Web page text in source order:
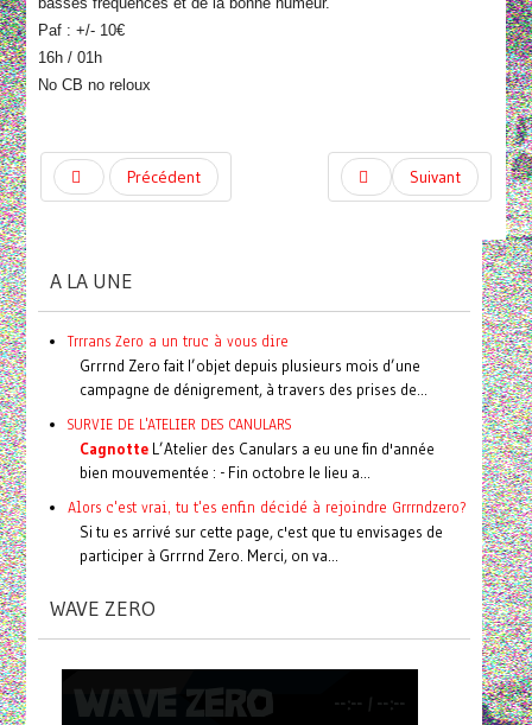
Paf : +/- 10€
16h / 01h
No CB no reloux
Précédent Suivant
A LA UNE
Trrrans Zero a un truc à vous dire
Grrrnd Zero fait l’objet depuis plusieurs mois d’une
campagne de dénigrement, à travers des prises de...
SURVIE DE L'ATELIER DES CANULARS
CagnotteL’Atelier des Canulars a eu une fin d'année
bien mouvementée : - Fin octobre le lieu a...
Alors c'est vrai, tu t'es enfin décidé à rejoindre Grrrndzero?
Si tu es arrivé sur cette page, c'est que tu envisages de
participer à Grrrnd Zero. Merci, on va...
WAVE ZERO